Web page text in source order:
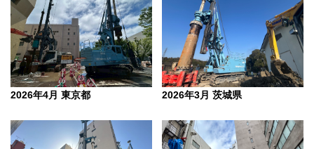
2026年4月 東京都 2026年3月 茨城県